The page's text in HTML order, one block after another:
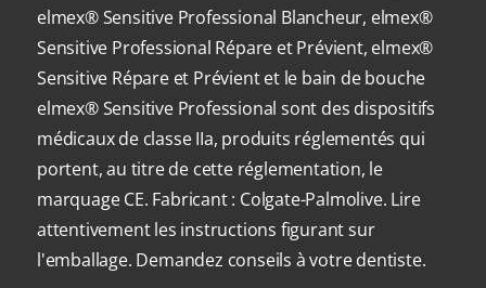
elmex® Sensitive Professional Blancheur, elmex®
Sensitive Professional Répare et Prévient, elmex®
Sensitive Répare et Prévient et le bain de bouche
elmex® Sensitive Professional sont des dispositifs
médicaux de classe IIa, produits réglementés qui
portent, au titre de cette réglementation, le
marquage CE. Fabricant : Colgate-Palmolive. Lire
attentivement les instructions figurant sur
l'emballage. Demandez conseils à votre dentiste.